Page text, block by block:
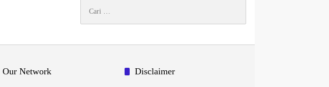
untuk:
Our Network Disclaimer